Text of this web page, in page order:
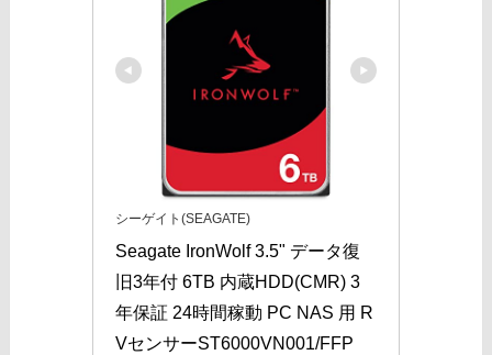
シーゲイト(SEAGATE)
Seagate IronWolf 3.5" データ復
旧3年付 6TB 内蔵HDD(CMR) 3
年保証 24時間稼動 PC NAS 用 R
VセンサーST6000VN001/FFP